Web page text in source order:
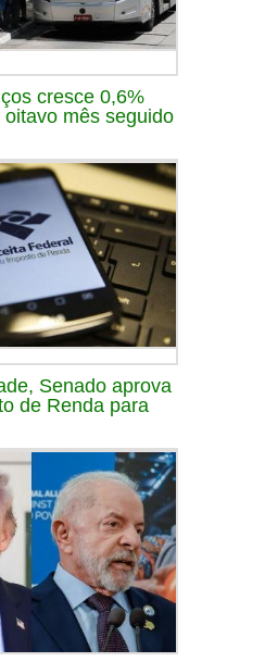
cresce 0,6%
mês seguido
Senado aprova
de Renda para